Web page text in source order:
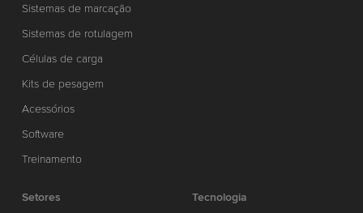
Sistemas de marcação
Sistemas de rotulagem
Células de carga
Kits de pesagem
Acessórios
Software
Treinamento
Setores
Tecnologia